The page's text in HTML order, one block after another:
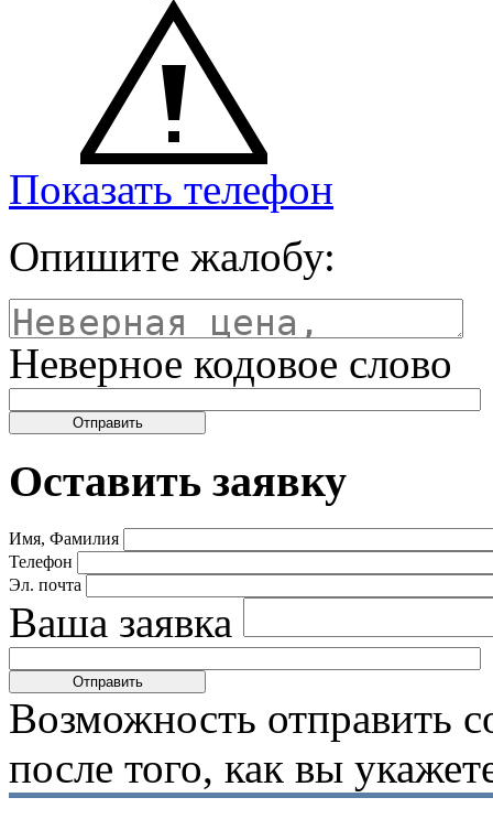
Показать телефон
Опишите жалобу:
Неверное кодовое слово
Оставить заявку
Имя, Фамилия
Телефон
Эл. почта
Ваша заявка
Возможность отправить
после того, как вы